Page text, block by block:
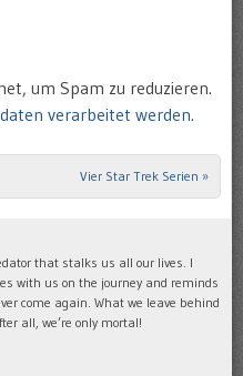
um Spam zu reduzieren.
verarbeitet werden.
Vier Star Trek Serien »
that stalks us all our lives. I
with us on the journey and reminds
come again. What we leave behind
all, we’re only mortal!